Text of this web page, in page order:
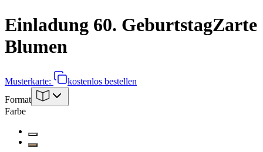
Einladung 60. GeburtstagZarte
Blumen
Musterkarte:
kostenlos bestellen
Format
Farbe